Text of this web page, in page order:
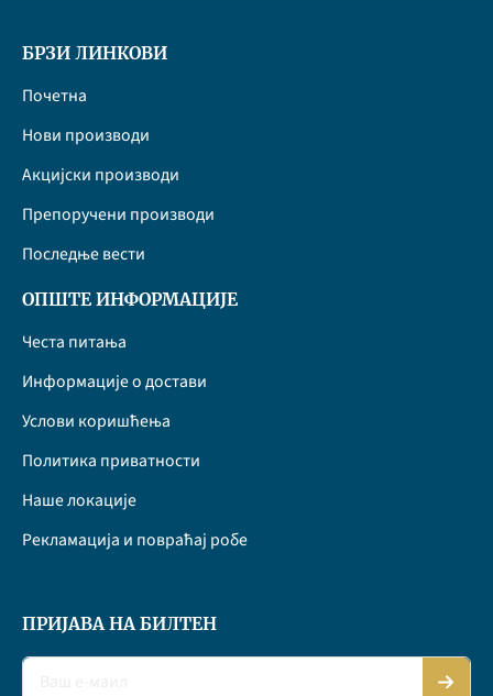
БРЗИ ЛИНКОВИ
Почетна
Нови производи
Акцијски производи
Препоручени производи
Последње вести
ОПШТЕ ИНФОРМАЦИЈЕ
Честа питања
Информације о достави
Услови коришћења
Политика приватности
Наше локације
Рекламација и повраћај робе
ПРИЈАВА НА БИЛТЕН